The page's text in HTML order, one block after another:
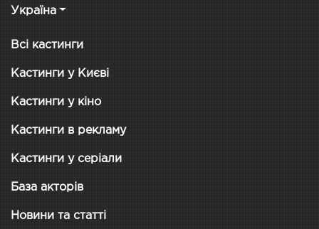
Україна
Всі кастинги
Кастинги у Києві
Кастинги у кіно
Кастинги в рекламу
Кастинги у серіали
База акторів
Новини та статті